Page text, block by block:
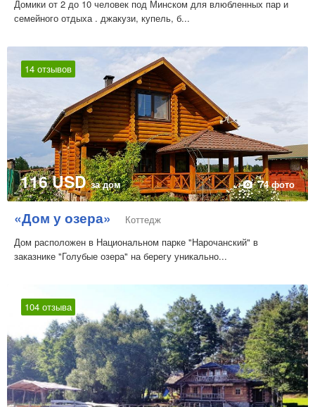
Домики от 2 до 10 человек под Минском для влюбленных пар и
семейного отдыха . джакузи, купель, б...
14 отзывов
116 USDза дом 74 фото
«Дом у озера»
Коттедж
Дом расположен в Национальном парке "Нарочанский" в
заказнике "Голубые озера" на берегу уникально...
104 отзыва